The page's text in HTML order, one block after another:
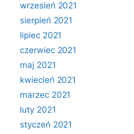
wrzesień 2021
sierpień 2021
lipiec 2021
czerwiec 2021
maj 2021
kwiecień 2021
marzec 2021
luty 2021
styczeń 2021